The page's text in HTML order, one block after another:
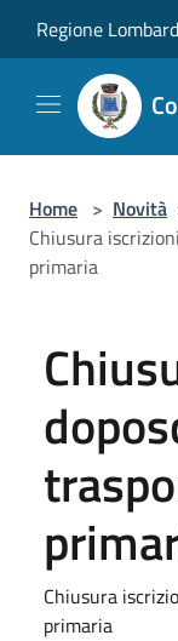
Regione
Home > Novità
Chiusura
primaria
Chiusura
primaria